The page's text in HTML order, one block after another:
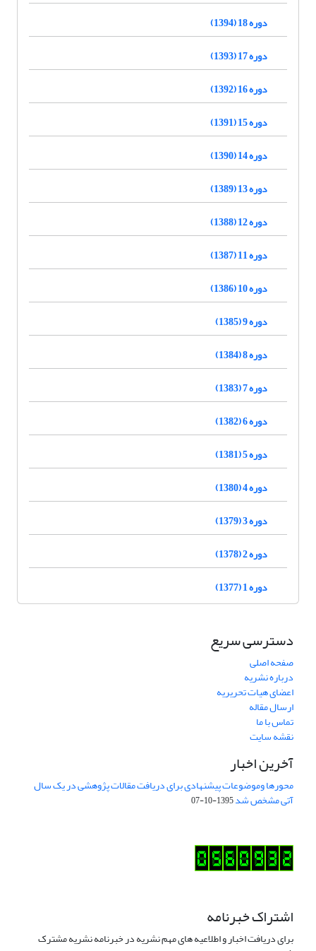
دوره 18 (1394)
دوره 17 (1393)
دوره 16 (1392)
دوره 15 (1391)
دوره 14 (1390)
دوره 13 (1389)
دوره 12 (1388)
دوره 11 (1387)
دوره 10 (1386)
دوره 9 (1385)
دوره 8 (1384)
دوره 7 (1383)
دوره 6 (1382)
دوره 5 (1381)
دوره 4 (1380)
دوره 3 (1379)
دوره 2 (1378)
دوره 1 (1377)
دسترسی سریع
صفحه اصلی
درباره نشریه
اعضای هیات تحریریه
ارسال مقاله
تماس با ما
نقشه سایت
آخرین اخبار
محورها وموضوعات پیشنهادی برای دریافت مقالات پژوهشی در یک سال
آتی مشخص شد1395-10-07
اشتراک خبرنامه
برای دریافت اخبار و اطلاعیه های مهم نشریه در خبرنامه نشریه مشترک